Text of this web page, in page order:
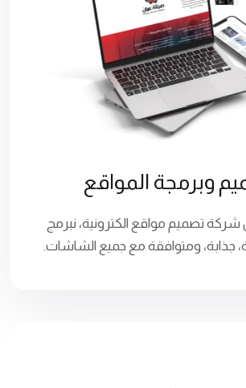
وبرمجة المواقع
تصميم مواقع الكترونية، نبرمج
جذابة، ومتوافقة مع جميع الشاشات.